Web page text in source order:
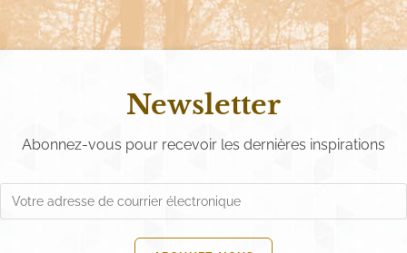
Newsletter
Abonnez-vous pour recevoir les dernières inspirations